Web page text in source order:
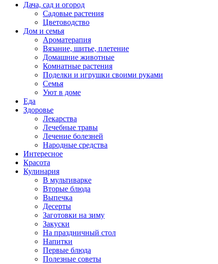
Дача, сад и огород
Садовые растения
Цветоводство
Дом и семья
Ароматерапия
Вязание, шитье, плетение
Домашние животные
Комнатные растения
Поделки и игрушки своими руками
Семья
Уют в доме
Еда
Здоровье
Лекарства
Лечебные травы
Лечение болезней
Народные средства
Интересное
Красота
Кулинария
В мультиварке
Вторые блюда
Выпечка
Десерты
Заготовки на зиму
Закуски
На праздничный стол
Напитки
Первые блюда
Полезные советы